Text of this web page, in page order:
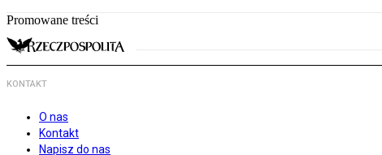
Promowane treści
KONTAKT
O nas
Kontakt
Napisz do nas